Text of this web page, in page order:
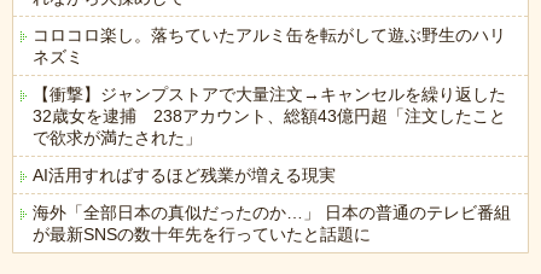
コロコロ楽し。落ちていたアルミ缶を転がして遊ぶ野生のハリ
ネズミ
【衝撃】ジャンプストアで大量注文→キャンセルを繰り返した
32歳女を逮捕 238アカウント、総額43億円超「注文したこと
で欲求が満たされた」
AI活用すればするほど残業が増える現実
海外「全部日本の真似だったのか…」 日本の普通のテレビ番組
が最新SNSの数十年先を行っていたと話題に